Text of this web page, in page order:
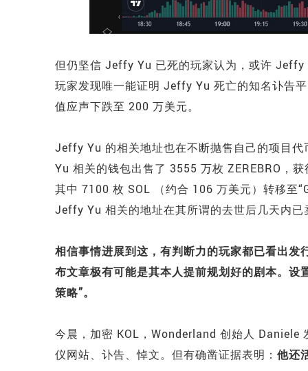
但仍坚信 Jeffy Yu 已死的玩家认为，或许 Jeffy
玩家发现唯一能证明 Jeffy Yu 死亡的知名讣告
值应声下跌至 200 万美元。
Jeffy Yu 的相关地址也在不断抛售自己的项目
Yu 相关的钱包出售了 3555 万枚 ZEREBRO，
其中 7100 枚 SOL （约合 106 万美元）转移至“
Jeffy Yu 相关的地址在其所谓的去世后几天内
相信事情进展到这，有判断力的玩家都已看出
布文章极有可能是其本人提前规划好的剧本。设
策略”。
今晨，加密 KOL，Wonderland 创始人
仪网站、讣告、悼文。但有确凿证据表明： 他还